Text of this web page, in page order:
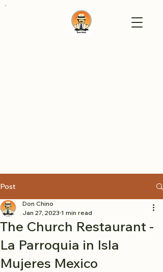
Post
The Church Restaurant -
La Parroquia in Isla
Mujeres Mexico
Don Chino
Jan 27, 2023 1 min read